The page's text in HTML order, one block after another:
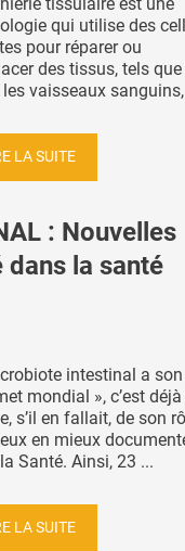
qui utilise des
pour réparer ou
des tissus, tels que
les vaisseaux
LA SUITE
: Nouvelles
dans la santé
intestinal a son
mondial », c’est
s’il en fallait, de son
en mieux
Santé. Ainsi, 23 ...
LA SUITE